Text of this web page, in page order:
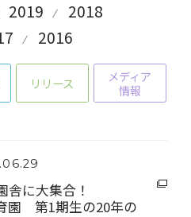
2019
2018
2016
リリース
メディア
情報
舎に大集合！
園 第1期生の20年の